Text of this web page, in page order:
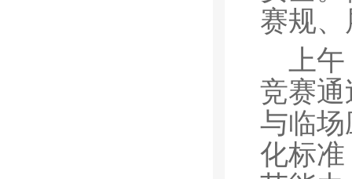
赛规
上
竞赛
与临
化标